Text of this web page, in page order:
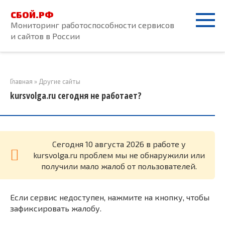
контенту
СБОЙ.РФ
Мониторинг работоспособности сервисов
и сайтов в России
Главная » Другие сайты
kursvolga.ru сегодня не работает?
Cегодня 10 августа 2026 в работе у
kursvolga.ru проблем мы не обнаружили или
получили мало жалоб от пользователей.
Если сервис недоступен, нажмите на кнопку, чтобы
зафиксировать жалобу.